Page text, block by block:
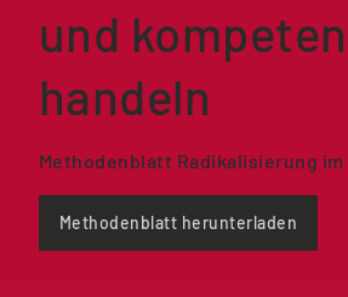
und
handeln
Methodenblatt Radikalisierung im
Methodenblatt herunterladen